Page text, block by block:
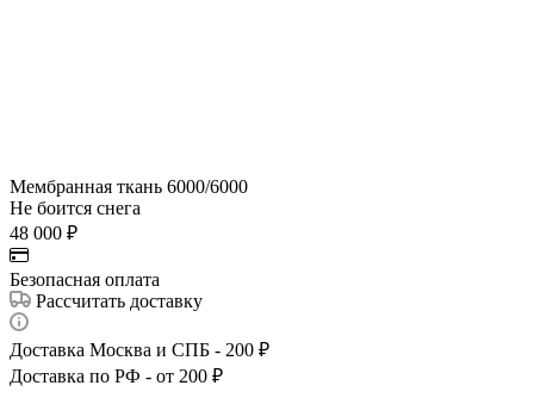
Мембранная ткань 6000/6000
Не боится снега
48 000 ₽
Безопасная оплата
Рассчитать доставку
Доставка Москва и СПБ - 200 ₽
Доставка по РФ - от 200 ₽